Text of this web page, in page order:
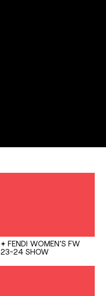
FENDI WOMEN’S FW
23-24 SHOW